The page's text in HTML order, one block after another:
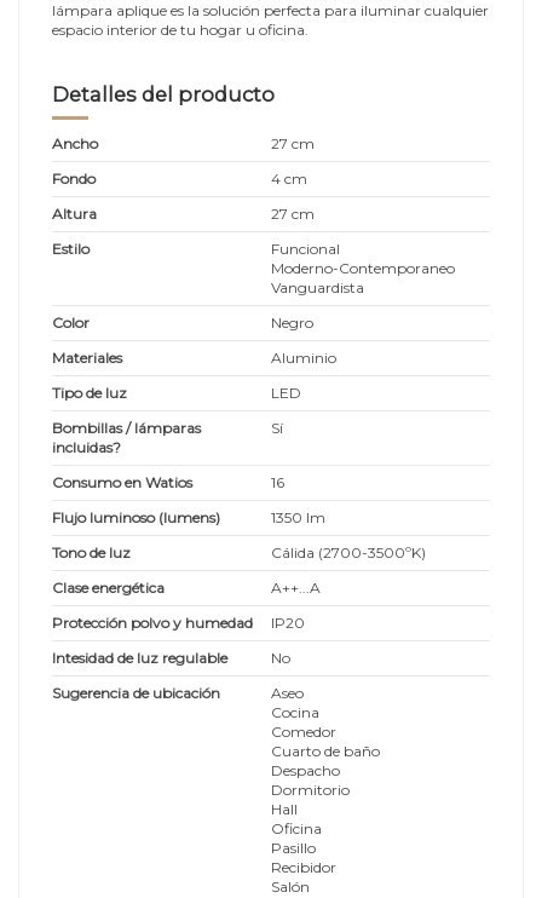
lámpara aplique es la solución perfecta para iluminar cualquier
espacio interior de tu hogar u oficina.
Detalles del producto
Ancho
27 cm
Fondo
4 cm
Altura
27 cm
Estilo
Funcional
Moderno-Contemporaneo
Vanguardista
Color
Negro
Materiales
Aluminio
Tipo de luz
LED
Bombillas / lámparas
incluidas?
Sí
Consumo en Watios
16
Flujo luminoso (lumens)
1350 lm
Tono de luz
Cálida (2700-3500ºK)
Clase energética
A++...A
Protección polvo y humedad
IP20
Intesidad de luz regulable
No
Sugerencia de ubicación
Aseo
Cocina
Comedor
Cuarto de baño
Despacho
Dormitorio
Hall
Oficina
Pasillo
Recibidor
Salón